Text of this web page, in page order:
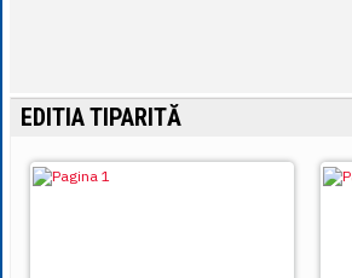
EDITIA TIPARITĂ